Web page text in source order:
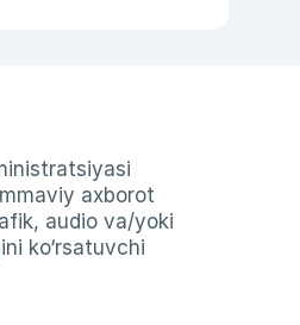
axborot
audio va/yoki
ko‘rsatuvchi